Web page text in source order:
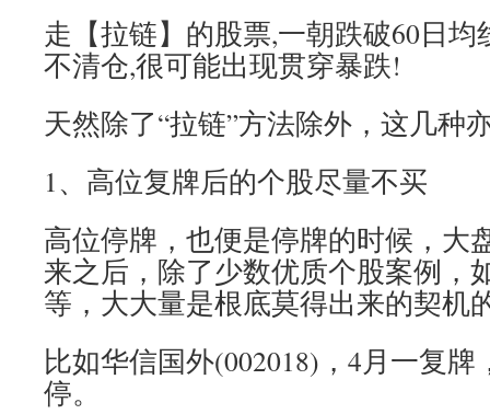
走【拉链】的股票,一朝跌破60日均
不清仓,很可能出现贯穿暴跌!
天然除了“拉链”方法除外，这几种
1、高位复牌后的个股尽量不买
高位停牌，也便是停牌的时候，大
来之后，除了少数优质个股案例，
等，大大量是根底莫得出来的契机
比如华信国外(002018)，4月一复
停。